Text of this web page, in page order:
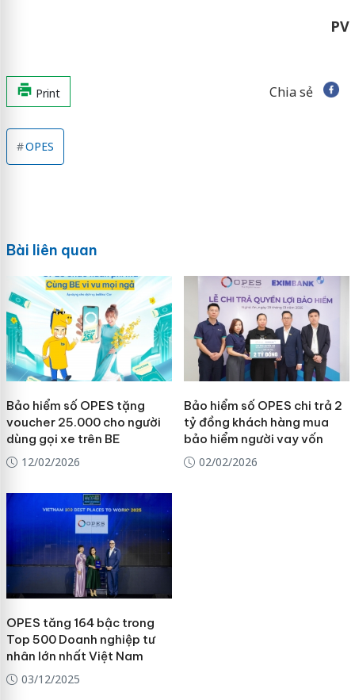
PV
Print Chia sẻ
OPES
Bài liên quan
Bảo hiểm số OPES tặng
voucher 25.000 cho người
dùng gọi xe trên BE
12/02/2026
Bảo hiểm số OPES chi trả 2
tỷ đồng khách hàng mua
bảo hiểm người vay vốn
02/02/2026
OPES tăng 164 bậc trong
Top 500 Doanh nghiệp tư
nhân lớn nhất Việt Nam
03/12/2025